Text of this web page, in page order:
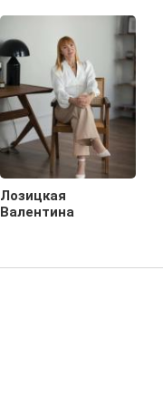
Лозицкая
Валентина